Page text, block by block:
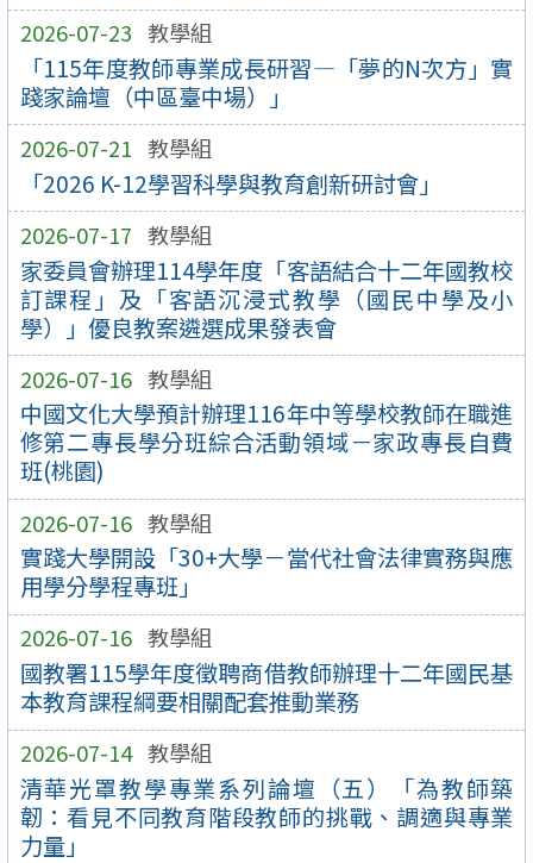
2026-07-23 教學組
「115年度教師專業成長研習—「夢的N次方」實
踐家論壇（中區臺中場）」
2026-07-21 教學組
「2026 K-12學習科學與教育創新研討會」
2026-07-17 教學組
家委員會辦理114學年度「客語結合十二年國教校
訂課程」及「客語沉浸式教學（國民中學及小
學）」優良教案遴選成果發表會
2026-07-16 教學組
中國文化大學預計辦理116年中等學校教師在職進
修第二專長學分班綜合活動領域－家政專長自費
班(桃園)
2026-07-16 教學組
實踐大學開設「30+大學－當代社會法律實務與應
用學分學程專班」
2026-07-16 教學組
國教署115學年度徵聘商借教師辦理十二年國民基
本教育課程綱要相關配套推動業務
2026-07-14 教學組
清華光罩教學專業系列論壇（五）「為教師築
韌：看見不同教育階段教師的挑戰、調適與專業
力量」